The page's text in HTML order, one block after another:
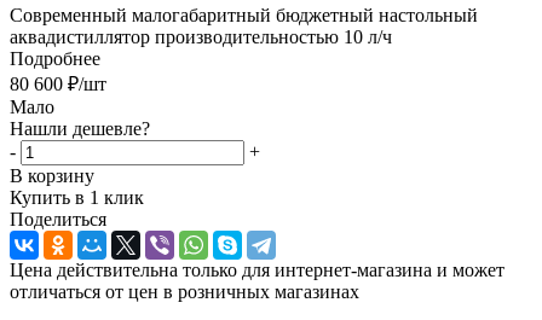
Современный малогабаритный бюджетный настольный
аквадистиллятор производительностью 10 л/ч
Подробнее
80 600 ₽/шт
Мало
Нашли дешевле?
-
+
В корзину
Купить в 1 клик
Поделиться
Цена действительна только для интернет-магазина и может
отличаться от цен в розничных магазинах